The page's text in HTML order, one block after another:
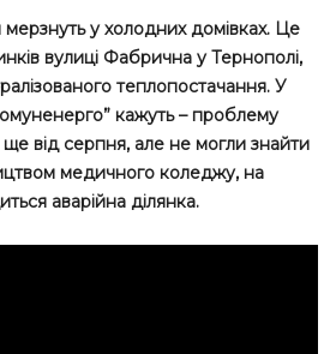
у холодних домівках. Це
вулиці Фабрична у Тернополі,
теплопостачання. У
кажуть – проблему
від серпня, але не могли знайти
медичного коледжу, на
аварійна ділянка.